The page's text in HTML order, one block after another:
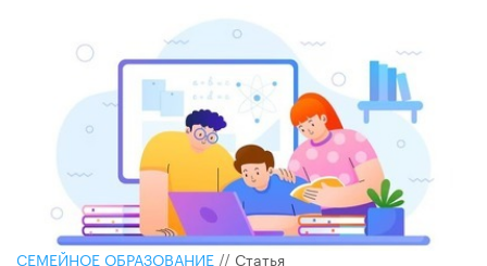
СЕМЕЙНОЕ ОБРАЗОВАНИЕ // Статья